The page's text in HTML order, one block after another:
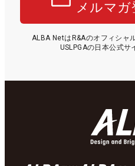
メルマガ
ALBA NetはR&Aのオフィシャ
USLPGAの日本公式サ